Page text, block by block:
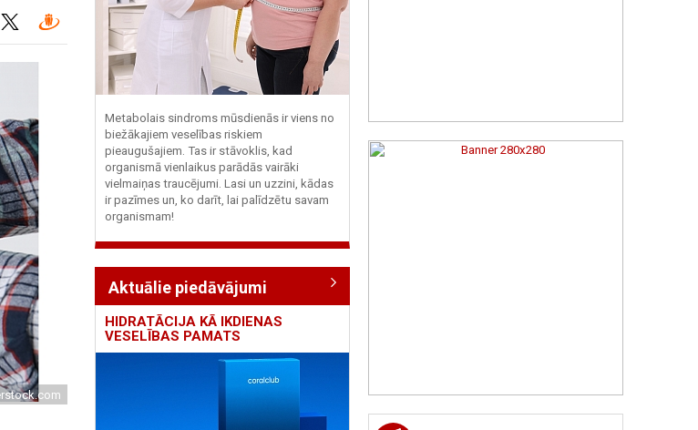
Metabolais sindroms mūsdienās ir viens no
biežākajiem veselības riskiem
pieaugušajiem. Tas ir stāvoklis, kad
organismā vienlaikus parādās vairāki
vielmaiņas traucējumi. Lasi un uzzini, kādas
ir pazīmes un, ko darīt, lai palīdzētu savam
organismam!
Aktuālie piedāvājumi
HIDRATĀCIJA KĀ IKDIENAS
VESELĪBAS PAMATS